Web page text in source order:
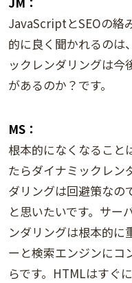
JavaScriptとSEOの絡
的に良く聞かれるのは
ックレンダリングは今
があるのか？です。
MS：
根本的になくなること
たらダイナミックレン
ダリングは回避策なの
と思いたいです。サー
ンダリングは根本的に
ーと検索エンジンにコ
らです。HTMLはすぐ